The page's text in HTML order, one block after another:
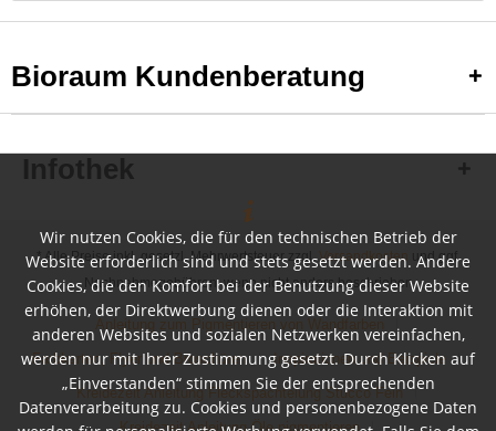
Bioraum Kundenberatung
Infothek
* Alle Preise inkl. gesetzl. Mehrwertsteuer zzgl.Versandkosten
und ggf.
Nachnahmegebühren, wenn nicht anders beschrieben
Anleitung zum Pigmentieren von Wandfarben
Farbkarten, Flyer und Broschüren Inspirationen und Beispiele
Kreidezeit Anleitung Fleckspachtelung Stucco Fein
Kreidezeit Anleitung Öle pigmentieren
Wir nutzen Cookies, die für den technischen Betrieb der
Website erforderlich sind und stets gesetzt werden. Andere
Cookies, die den Komfort bei der Benutzung dieser Website
erhöhen, der Direktwerbung dienen oder die Interaktion mit
anderen Websites und sozialen Netzwerken vereinfachen,
werden nur mit Ihrer Zustimmung gesetzt. Durch Klicken auf
„Einverstanden“ stimmen Sie der entsprechenden
Datenverarbeitung zu. Cookies und personenbezogene Daten